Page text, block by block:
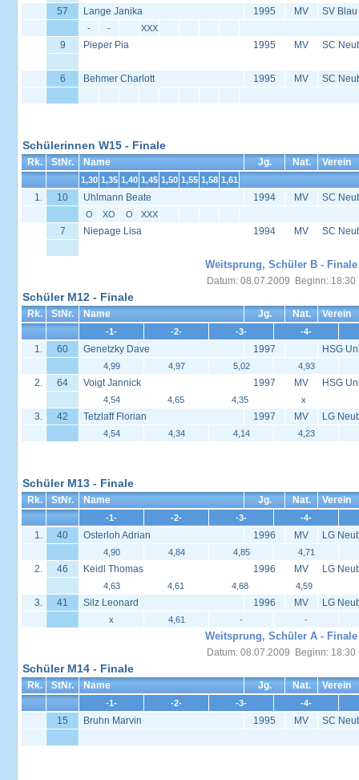
57 Lange Janika 1995 MV SV
- - XXX
9 Pieper Pia 1995 MV SC
6 Behmer Charlott 1995 MV SC
Schülerinnen W15 - Finale
Rk. StNr. Name Jg. Nat. Verein
1,30 1,35 1,40 1,45 1,50 1,55 1,58 1,61
1. 10 Uhlmann Beate 1994 MV SC
O XO O XXX
7 Niepage Lisa 1994 MV SC
Weitsprung, Schüler B - Finale
Datum: 08.07.2009 Beginn: 18:30
Schüler M12 - Finale
Rk. StNr. Name Jg. Nat. Verein
-1- -2- -3- -4-
1. 60 Genetzky Dave 1997 HSG
4,99 4,97 5,02 4,93
2. 64 Voigt Jannick 1997 MV HSG
4,54 4,65 4,35 x
3. 42 Tetzlaff Florian 1997 MV LG
4,54 4,34 4,14 4,23
Schüler M13 - Finale
Rk. StNr. Name Jg. Nat. Verein
-1- -2- -3- -4-
1. 40 Osterloh Adrian 1996 MV LG
4,90 4,84 4,85 4,71
2. 46 Keidl Thomas 1996 MV LG
4,63 4,61 4,68 4,59
3. 41 Silz Leonard 1996 MV LG
x 4,61 - -
Weitsprung, Schüler A - Finale
Datum: 08.07.2009 Beginn: 18:30
Schüler M14 - Finale
Rk. StNr. Name Jg. Nat. Verein
-1- -2- -3- -4-
15 Bruhn Marvin 1995 MV SC